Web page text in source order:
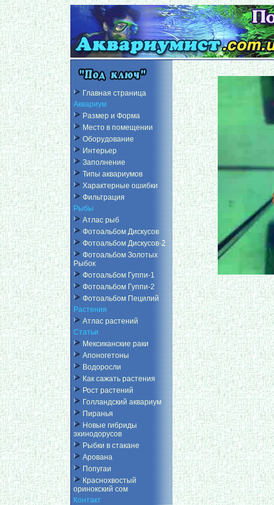
Главная страница
Аквариум
Размер и Форма
Место в помещении
Оборудование
Интерьер
Заполнение
Типы аквариумов
Характерные ошибки
Фильтрация
Рыбы
Атлас рыб
Фотоальбом Дискусов
Фотоальбом Дискусов-2
Фотоальбом Золотых
Рыбок
Фотоальбом Гуппи-1
Фотоальбом Гуппи-2
Фотоальбом Пецилий
Растения
Атлас растений
Статьи
Мексиканские раки
Апоногетоны
Водоросли
Как сажать растения
Рост растений
Голландский аквариум
Пиранья
Новые гибриды
эхинодорусов
Рыбки в стакане
Арована
Попугаи
Краснохвостый
оринокский сом
Контакт